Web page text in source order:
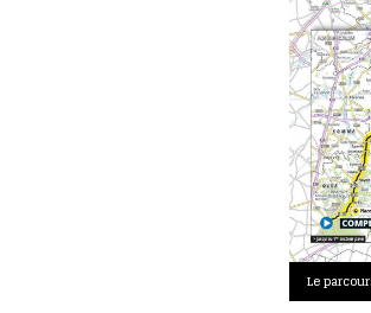
Le